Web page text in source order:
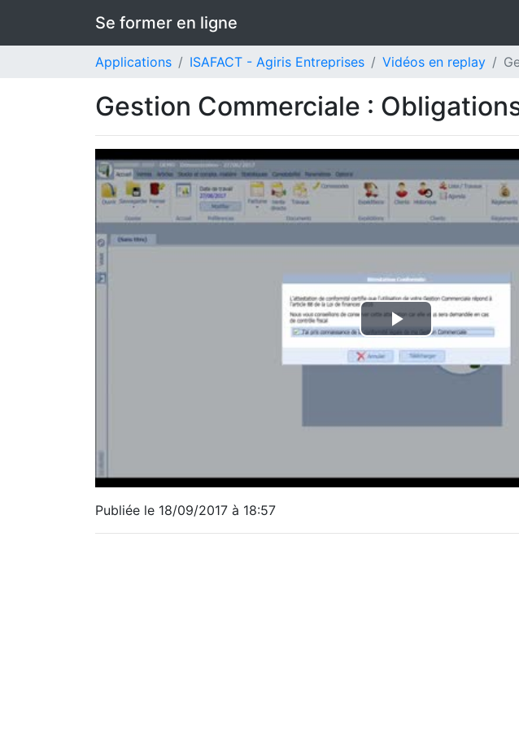
Se former en ligne
Applications ISAFACT - Agiris Entreprises Vidéos en replay
Gestion Commerciale :
Publiée le 18/09/2017 à 18:57